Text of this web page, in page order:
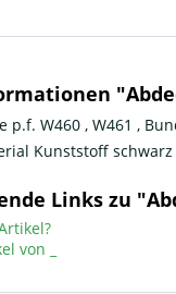
p.f. W460 , W461 ,
Kunststoff schwarz
Links zu
von _